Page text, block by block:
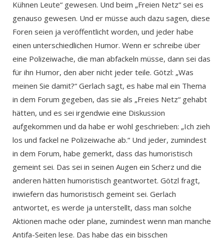
Kühnen Leute“ gewesen. Und beim „Freien Netz“ sei es
genauso gewesen. Und er müsse auch dazu sagen, diese
Foren seien ja veröffentlicht worden, und jeder habe
einen unterschiedlichen Humor. Wenn er schreibe über
eine Polizeiwache, die man abfackeln müsse, dann sei das
für ihn Humor, den aber nicht jeder teile. Götzl: „Was
meinen Sie damit?“ Gerlach sagt, es habe mal ein Thema
in dem Forum gegeben, das sie als „Freies Netz“ gehabt
hätten, und es sei irgendwie eine Diskussion
aufgekommen und da habe er wohl geschrieben: „Ich zieh
los und fackel ne Polizeiwache ab.“ Und jeder, zumindest
in dem Forum, habe gemerkt, dass das humoristisch
gemeint sei. Das sei in seinen Augen ein Scherz und die
anderen hätten humoristisch geantwortet. Götzl fragt,
inwiefern das humoristisch gemeint sei. Gerlach
antwortet, es werde ja unterstellt, dass man solche
Aktionen mache oder plane, zumindest wenn man manche
Antifa-Seiten lese. Das habe das ein bisschen